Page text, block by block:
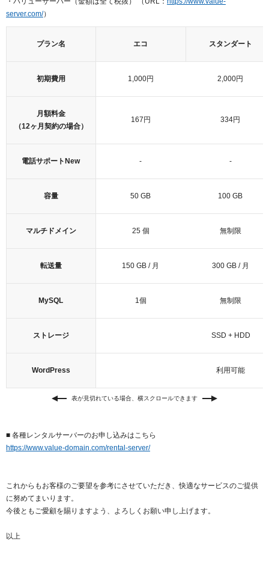
server.com/）
プラン名 エコ スタンダート
初期費用 1,000円 2,000円
月額料金
（12ヶ月契約の場合）
167円 334円
電話サポート New - -
容量 50 GB 100 GB
マルチドメイン 25 個 無制限
転送量 150 GB / 月 300 GB / 月
MySQL 1個 無制限
ストレージ SSD + HDD
WordPress 利用可能
表が見切れている場合、横スクロールできます
■ 各種レンタルサーバーのお申し込みはこちら
https://www.value-domain.com/rental-server/
これからもお客様のご要望を参考にさせていただき、快適なサービスのご提供
に努めてまいります。
今後ともご愛顧を賜りますよう、よろしくお願い申し上げます。
以上